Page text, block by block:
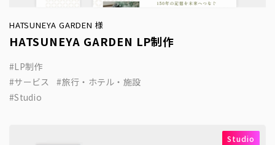
HATSUNEYA GARDEN 様
HATSUNEYA GARDEN LP制作
LP制作
サービス
旅行・ホテル・施設
Studio
Studio